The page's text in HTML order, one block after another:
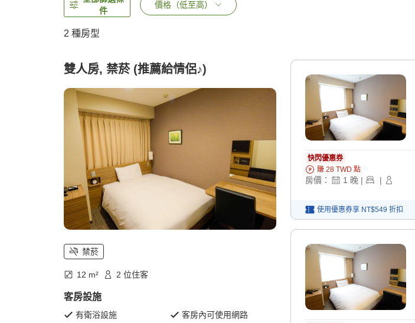
件
價格（低至高）
2 種房型
雙人房, 禁菸 (推薦給情侶♪)
禁菸
12 m² 2 位住客
客房設施
有衛浴設施 客房內可使用網路
快閃優惠券
賺 28 TWD 點
房價： 1 晚 | |
使用優惠券享 NT$549 折扣